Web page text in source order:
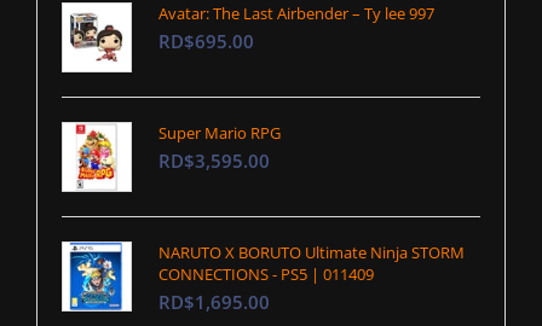
Avatar: The Last Airbender – Ty lee 997
RD$695.00
Super Mario RPG
RD$3,595.00
NARUTO X BORUTO Ultimate Ninja STORM
CONNECTIONS - PS5 | 011409
RD$1,695.00